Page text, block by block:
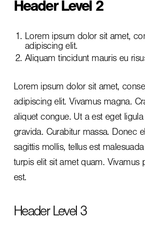
Header Level 2
Lorem ipsum dolor sit amet,
adipiscing elit.
Aliquam tincidunt mauris eu
Lorem ipsum dolor sit amet,
adipiscing elit. Vivamus magna.
aliquet congue. Ut a est eget
gravida. Curabitur massa. Donec
sagittis mollis, tellus est
turpis elit sit amet quam. Vivamus
est.
Header Level 3